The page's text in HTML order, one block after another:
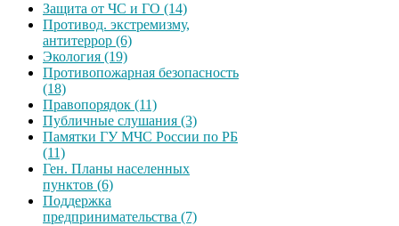
Защита от ЧС и ГО (14)
Противод. экстремизму,
антитеррор (6)
Экология (19)
Противопожарная безопасность
(18)
Правопорядок (11)
Публичные слушания (3)
Памятки ГУ МЧС России по РБ
(11)
Ген. Планы населенных
пунктов (6)
Поддержка
предпринимательства (7)